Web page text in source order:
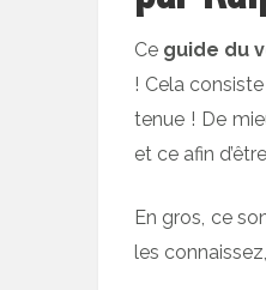
Ce guide du
! Cela
tenue ! De
et ce afin
En gros, ce
les